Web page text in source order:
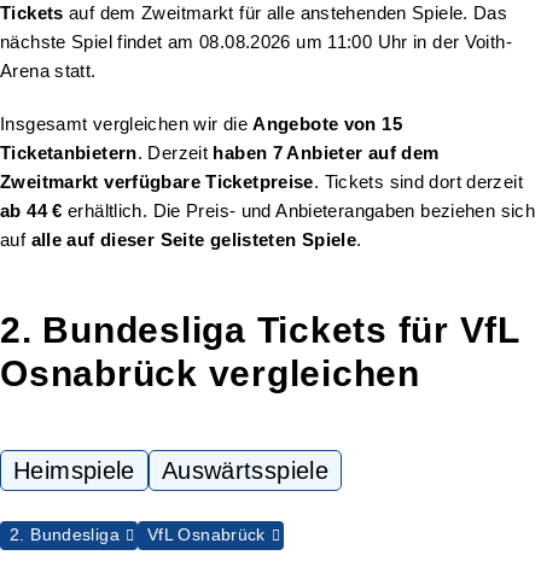
Tickets auf dem Zweitmarkt für alle anstehenden Spiele. Das
nächste Spiel findet am 08.08.2026 um 11:00 Uhr in der Voith-
Arena statt.
Insgesamt vergleichen wir dieAngebote von 15
Ticketanbietern. Derzeit haben 7 Anbieter auf dem
Zweitmarkt verfügbare Ticketpreise. Tickets sind dort derzeit
ab 44 € erhältlich. Die Preis- und Anbieterangaben beziehen sich
auf alle auf dieser Seite gelisteten Spiele.
2. Bundesliga Tickets für VfL
Osnabrück vergleichen
Heimspiele Auswärtsspiele
2. Bundesliga VfL Osnabrück